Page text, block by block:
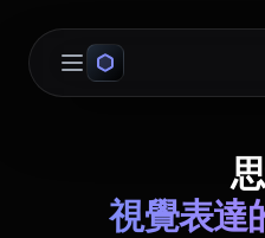
Open main menu
視覺表達